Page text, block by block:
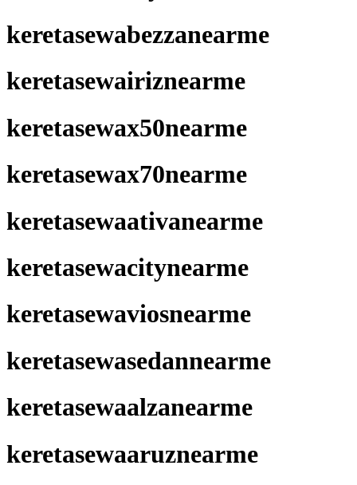
keretasewabezzanearme
keretasewairiznearme
keretasewax50nearme
keretasewax70nearme
keretasewaativanearme
keretasewacitynearme
keretasewaviosnearme
keretasewasedannearme
keretasewaalzanearme
keretasewaaruznearme